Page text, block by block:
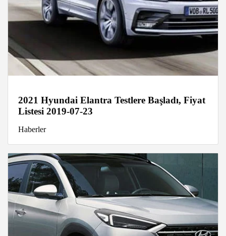
2021 Hyundai Elantra Testlere Başladı, Fiyat
Listesi 2019-07-23
Haberler